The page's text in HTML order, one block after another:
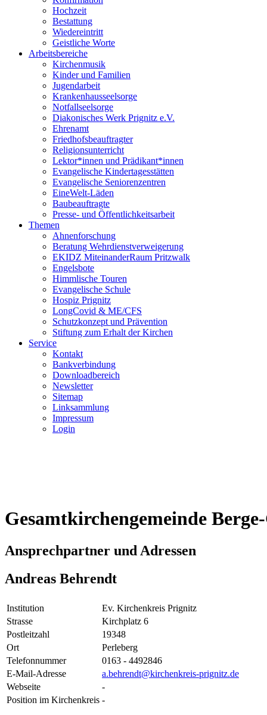
Hochzeit
Bestattung
Wiedereintritt
Geistliche Worte
Arbeitsbereiche
Kirchenmusik
Kinder und Familien
Jugendarbeit
Krankenhausseelsorge
Notfallseelsorge
Diakonisches Werk Prignitz e.V.
Ehrenamt
Friedhofsbeauftragter
Religionsunterricht
Lektor*innen und Prädikant*innen
Evangelische Kindertagesstätten
Evangelische Seniorenzentren
EineWelt-Läden
Baubeauftragte
Presse- und Öffentlichkeitsarbeit
Themen
Ahnenforschung
Beratung Wehrdienstverweigerung
EKIDZ MiteinanderRaum Pritzwalk
Engelsbote
Himmlische Touren
Evangelische Schule
Hospiz Prignitz
LongCovid & ME/CFS
Schutzkonzept und Prävention
Stiftung zum Erhalt der Kirchen
Service
Kontakt
Bankverbindung
Downloadbereich
Newsletter
Sitemap
Linksammlung
Impressum
Login
Gesamtkirchengemeinde
Ansprechpartner und Adressen
Andreas Behrendt
Institution
Ev. Kirchenkreis Prignitz
Strasse
Kirchplatz 6
Postleitzahl
19348
Ort
Perleberg
Telefonnummer
0163 - 4492846
E-Mail-Adresse
a.behrendt@kirchenkreis-prignitz.de
Webseite
-
Position im Kirchenkreis -